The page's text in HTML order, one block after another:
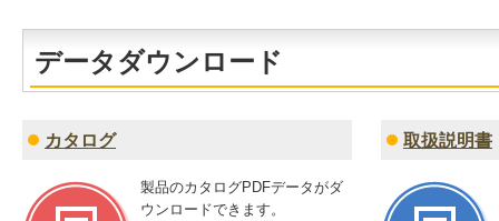
データダウンロード
カタログ
製品のカタログPDFデータがダ
ウンロードできます。
取扱説明書